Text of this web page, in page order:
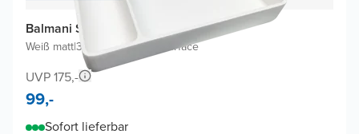
Balmani Spazio Kosmetikschale
Weiß matt|32 x 22 cm|Solid Surface
UVP 175,-
99,-
Sofort lieferbar